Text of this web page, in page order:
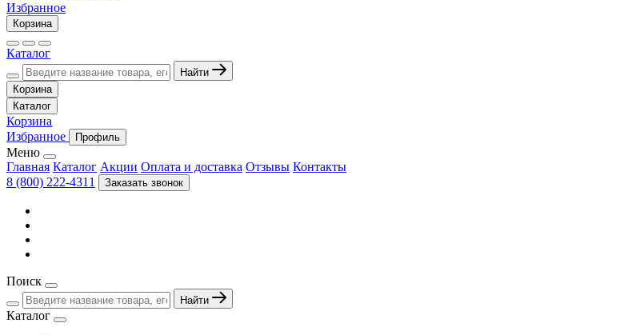
Избранное
Корзина
Каталог
Найти
Корзина
Каталог
Корзина
Избранное
Профиль
Меню
Главная Каталог Акции Оплата и доставка Отзывы Контакты
8 (800) 222-4311
Заказать звонок
Поиск
Найти
Каталог